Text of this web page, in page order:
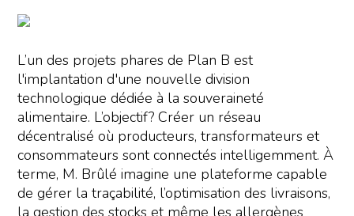
L’un des projets phares de Plan B est
l'implantation d'une nouvelle division
technologique dédiée à la souveraineté
alimentaire. L’objectif? Créer un réseau
décentralisé où producteurs, transformateurs et
consommateurs sont connectés intelligemment. À
terme, M. Brûlé imagine une plateforme capable
de gérer la traçabilité, l’optimisation des livraisons,